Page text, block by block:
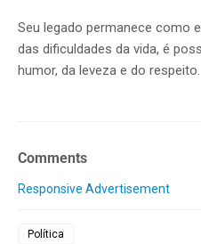
Seu legado permanece como
das dificuldades da vida, é
humor, da leveza e do respeito.
Comments
Responsive Advertisement
Política